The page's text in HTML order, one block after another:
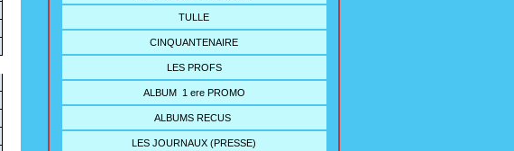
TULLE
CINQUANTENAIRE
LES PROFS
ALBUM 1 ere PROMO
ALBUMS RECUS
LES JOURNAUX (PRESSE)